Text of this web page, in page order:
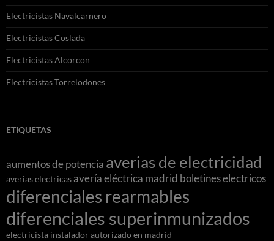
Electricistas Navalcarnero
Electricistas Coslada
Electricistas Alcorcon
Electricistas Torrelodones
ETIQUETAS
aumentos de potencia averias de electricidad
averias electricas avería eléctrica madrid boletines electricos
diferenciales rearmables
diferenciales superinmunizados
electricista instalador autorizado en madrid